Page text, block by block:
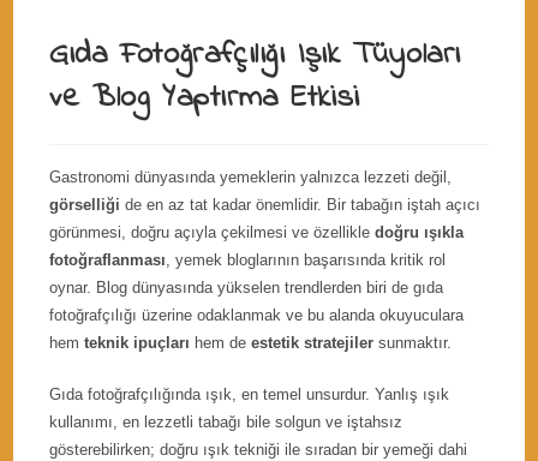
Gıda Fotoğrafçılığı Işık Tüyoları
ve Blog Yaptırma Etkisi
Gastronomi dünyasında yemeklerin yalnızca lezzeti değil,
görselliği de en az tat kadar önemlidir. Bir tabağın iştah açıcı
görünmesi, doğru açıyla çekilmesi ve özellikledoğru ışıkla
fotoğraflanması, yemek bloglarının başarısında kritik rol
oynar. Blog dünyasında yükselen trendlerden biri de gıda
fotoğrafçılığı üzerine odaklanmak ve bu alanda okuyuculara
hemteknik ipuçları hem deestetik stratejiler sunmaktır.
Gıda fotoğrafçılığında ışık, en temel unsurdur. Yanlış ışık
kullanımı, en lezzetli tabağı bile solgun ve iştahsız
gösterebilirken; doğru ışık tekniği ile sıradan bir yemeği dahi